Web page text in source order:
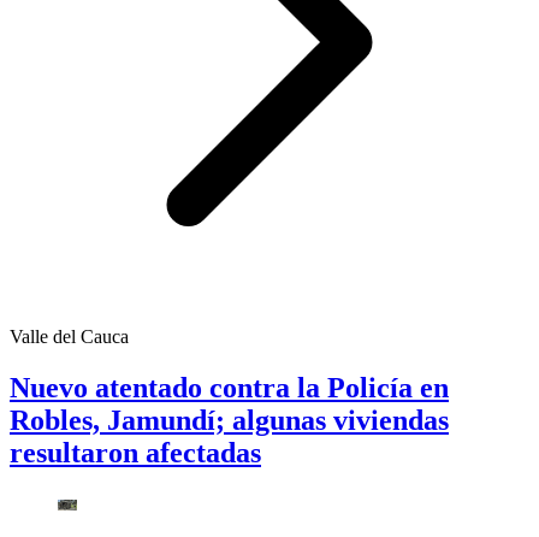
Valle del Cauca
Nuevo atentado contra la Policía en
Robles, Jamundí; algunas viviendas
resultaron afectadas